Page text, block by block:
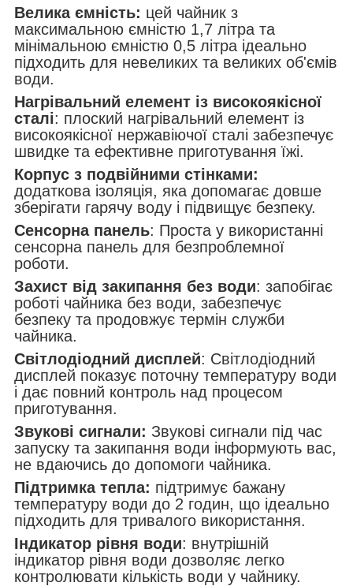
Велика ємність: цей чайник з
максимальною ємністю 1,7 літра та
мінімальною ємністю 0,5 літра ідеально
підходить для невеликих та великих об'ємів
води.
Нагрівальний елемент із високоякісної
сталі: плоский нагрівальний елемент із
високоякісної нержавіючої сталі забезпечує
швидке та ефективне приготування їжі.
Корпус з подвійними стінками:
додаткова ізоляція, яка допомагає довше
зберігати гарячу воду і підвищує безпеку.
Сенсорна панель: Проста у використанні
сенсорна панель для безпроблемної
роботи.
Захист від закипання без води: запобігає
роботі чайника без води, забезпечує
безпеку та продовжує термін служби
чайника.
Світлодіодний дисплей: Світлодіодний
дисплей показує поточну температуру води
і дає повний контроль над процесом
приготування.
Звукові сигнали: Звукові сигнали під час
запуску та закипання води інформують вас,
не вдаючись до допомоги чайника.
Підтримка тепла: підтримує бажану
температуру води до 2 годин, що ідеально
підходить для тривалого використання.
Індикатор рівня води: внутрішній
індикатор рівня води дозволяє легко
контролювати кількість води у чайнику.